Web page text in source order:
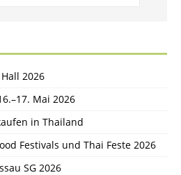
2026
Mai 2026
in Thailand
Festivals und Thai Feste 2026
SG 2026